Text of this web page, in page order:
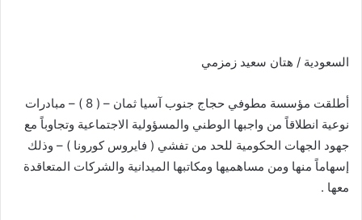
السعودية / هتان سعيد زمزمي
أطلقت مؤسسة مطوفي حجاج جنوب آسيا ثمان – ( 8 ) – مبادرات
نوعية انطلاقاً من واجبها الوطني والمسؤولية الاجتماعية وتجاوباً مع
جهود الجهات الحكومية للحد من تفشي ( فايروس كورونا ) – وذلك
إسهاماً منها ومن مساهميها ومكاتبها الميدانية والشركات المتعاقدة
معها .